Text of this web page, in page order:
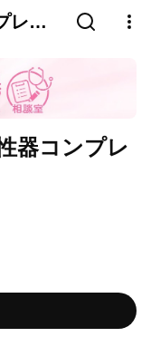
レッ
器コンプレ